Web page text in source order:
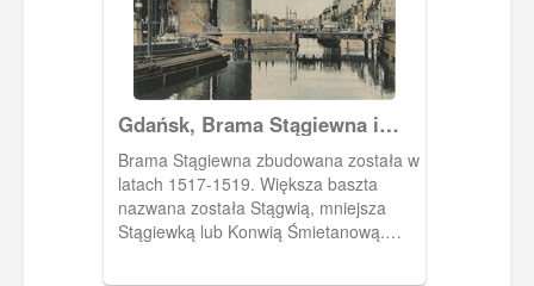
Gdańsk, Brama Stągiewna i
Most Stągiewny
Brama Stągiewna zbudowana została w
latach 1517-1519. Większa baszta
nazwana została Stągwią, mniejsza
Stągiewką lub Konwią Śmietanową.